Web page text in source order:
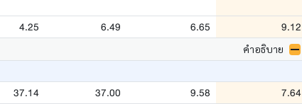
4.25 6.49 6.65 9.12
คำอธิบาย
37.14 37.00 9.58 7.64